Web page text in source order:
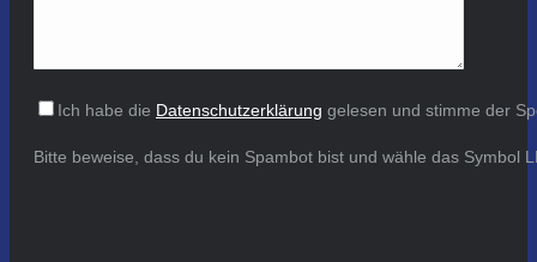
Ich habe die Datenschutzerklärung gelesen und stimme der
Bitte beweise, dass du kein Spambot bist und wähle das Symbol